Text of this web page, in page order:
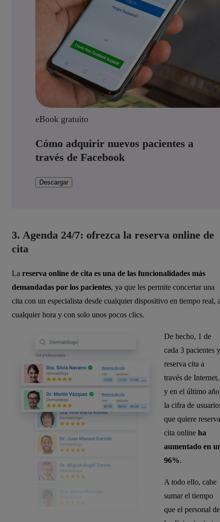
eBook gratuito
Cómo adquirir nuevos pacientes a
través de Facebook
Descargar
3. Agenda 24/7: ofrezca la reserva online de
cita
La reserva online de cita es una de las funcionalidades más
demandadas por los pacientes, ya que les permite concertar una
cita con un especialista desde cualquier dispositivo en tiempo real,
cualquier hora y con solo unos pocos clics.
De hecho, 1 de
cada 3 pacientes
reserva cita a
través de Internet,
y en el último año
la cifra de
que quiere
cita online ha
aumentado en
96%.
A todo ello, cabe
sumar el tiempo
que el personal de